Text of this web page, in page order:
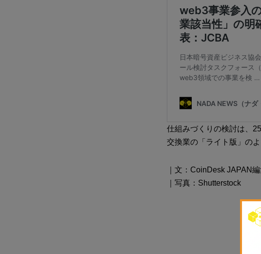
仕組みづくりの検討は、
交換業の「ライト版」の
｜文：CoinDesk JAPAN
｜写真：Shutterstock